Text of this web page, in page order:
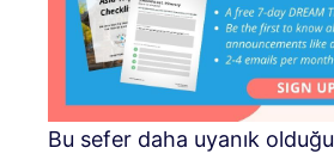
Bu sefer daha uyanık